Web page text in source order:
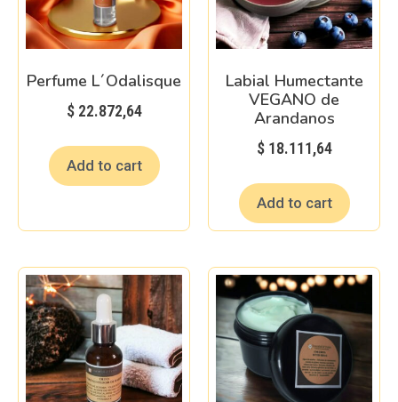
Perfume L´Odalisque
$22.872,64
Add to cart
Labial Humectante
VEGANO de
Arandanos
$18.111,64
Add to cart